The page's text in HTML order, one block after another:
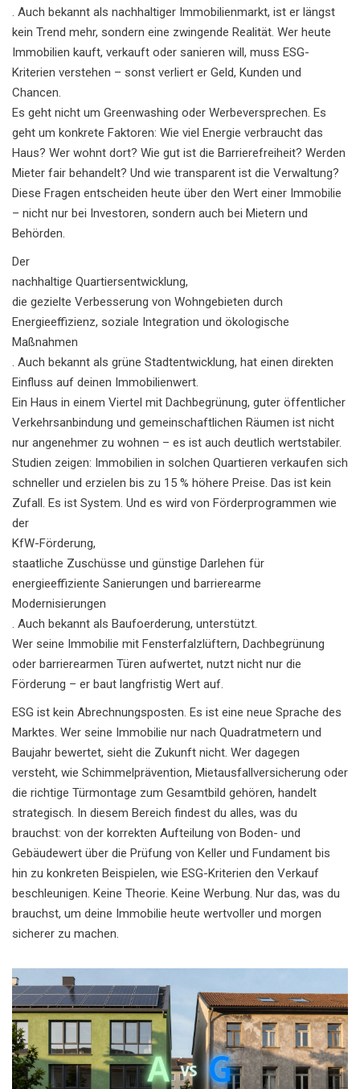
. Auch bekannt als nachhaltiger Immobilienmarkt, ist er längst
kein Trend mehr, sondern eine zwingende Realität. Wer heute
Immobilien kauft, verkauft oder sanieren will, muss ESG-
Kriterien verstehen – sonst verliert er Geld, Kunden und
Chancen.
Es geht nicht um Greenwashing oder Werbeversprechen. Es
geht um konkrete Faktoren: Wie viel Energie verbraucht das
Haus? Wer wohnt dort? Wie gut ist die Barrierefreiheit? Werden
Mieter fair behandelt? Und wie transparent ist die Verwaltung?
Diese Fragen entscheiden heute über den Wert einer Immobilie
– nicht nur bei Investoren, sondern auch bei Mietern und
Behörden.
Der
nachhaltige Quartiersentwicklung,
die gezielte Verbesserung von Wohngebieten durch
Energieeffizienz, soziale Integration und ökologische
Maßnahmen
. Auch bekannt als grüne Stadtentwicklung, hat einen direkten
Einfluss auf deinen Immobilienwert.
Ein Haus in einem Viertel mit Dachbegrünung, guter öffentlicher
Verkehrsanbindung und gemeinschaftlichen Räumen ist nicht
nur angenehmer zu wohnen – es ist auch deutlich wertstabiler.
Studien zeigen: Immobilien in solchen Quartieren verkaufen sich
schneller und erzielen bis zu 15 % höhere Preise. Das ist kein
Zufall. Es ist System. Und es wird von Förderprogrammen wie
der
KfW-Förderung,
staatliche Zuschüsse und günstige Darlehen für
energieeffiziente Sanierungen und barrierearme
Modernisierungen
. Auch bekannt als Baufoerderung, unterstützt.
Wer seine Immobilie mit Fensterfalzlüftern, Dachbegrünung
oder barrierearmen Türen aufwertet, nutzt nicht nur die
Förderung – er baut langfristig Wert auf.
ESG ist kein Abrechnungsposten. Es ist eine neue Sprache des
Marktes. Wer seine Immobilie nur nach Quadratmetern und
Baujahr bewertet, sieht die Zukunft nicht. Wer dagegen
versteht, wie Schimmelprävention, Mietausfallversicherung oder
die richtige Türmontage zum Gesamtbild gehören, handelt
strategisch. In diesem Bereich findest du alles, was du
brauchst: von der korrekten Aufteilung von Boden- und
Gebäudewert über die Prüfung von Keller und Fundament bis
hin zu konkreten Beispielen, wie ESG-Kriterien den Verkauf
beschleunigen. Keine Theorie. Keine Werbung. Nur das, was du
brauchst, um deine Immobilie heute wertvoller und morgen
sicherer zu machen.